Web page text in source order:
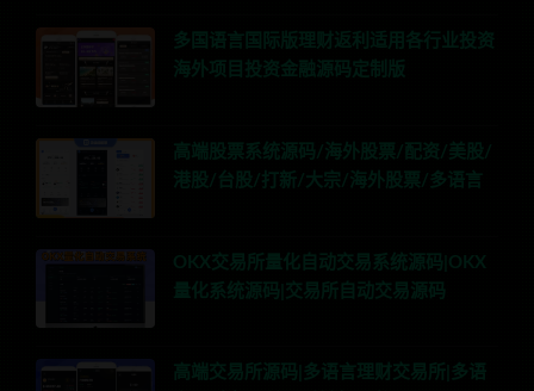
多国语言国际版理财返利适用各行业投资
海外项目投资金融源码定制版
高端股票系统源码/海外股票/配资/美股/
港股/台股/打新/大宗/海外股票/多语言
OKX交易所量化自动交易系统源码|OKX
量化系统源码|交易所自动交易源码
高端交易所源码|多语言理财交易所|多语